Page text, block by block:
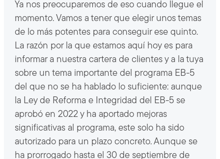
Ya nos preocuparemos de eso cuando llegue el
momento. Vamos a tener que elegir unos temas
de lo más potentes para conseguir ese quinto.
La razón por la que estamos aquí hoy es para
informar a nuestra cartera de clientes y a la tuya
sobre un tema importante del programa EB-5
del que no se ha hablado lo suficiente: aunque
la Ley de Reforma e Integridad del EB-5 se
aprobó en 2022 y ha aportado mejoras
significativas al programa, este solo ha sido
autorizado para un plazo concreto. Aunque se
ha prorrogado hasta el 30 de septiembre de